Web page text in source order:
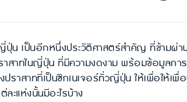
ปุ่น เป็นอีกหนึ่งประวัติศาสตร์สำคัญ ที่ข้ามผ่า
สาทในญี่ปุ่น ที่มีความงดงาม พร้อมข้อมูลการ
ปราสาทที่เป็นซิกเนเจอร์ทั่วญี่ปุ่น ให้เพื่อให้เพื่
ละแห่งนั้นมีอะไรบ้าง